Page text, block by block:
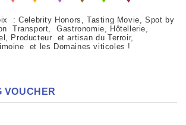
: Celebrity Honors, Tasting Movie, Spot by
Transport, Gastronomie, Hôtellerie,
Producteur et artisan du Terroir,
et les Domaines viticoles !
VOUCHER